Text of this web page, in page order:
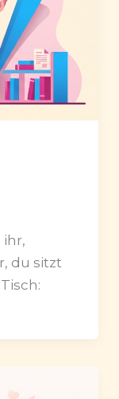
ihr,
du sitzt